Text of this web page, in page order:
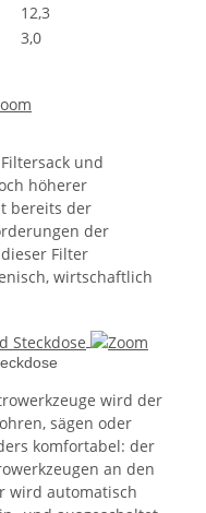
12,3
3,0
und
höherer
bereits der
der
Filter
wirtschaftlich
wird der
sägen oder
komfortabel: der
an den
wird automatisch